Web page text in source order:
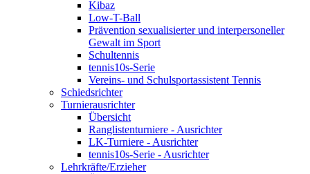
Kibaz
Low-T-Ball
Prävention sexualisierter und interpersoneller
Gewalt im Sport
Schultennis
tennis10s-Serie
Vereins- und Schulsportassistent Tennis
Schiedsrichter
Turnierausrichter
Übersicht
Ranglistenturniere - Ausrichter
LK-Turniere - Ausrichter
tennis10s-Serie - Ausrichter
Lehrkräfte/Erzieher